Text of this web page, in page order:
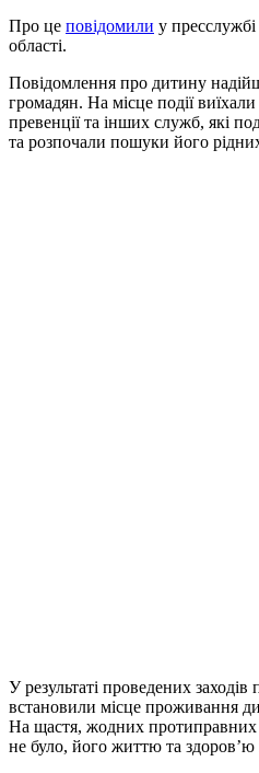
Про це повідомили у
області.
Повідомлення про дитину
громадян. На місце події
превенції та інших служб, які
та розпочали пошуки його
У результаті проведених заходів
встановили місце проживання
На щастя, жодних
не було, його життю та здоров’ю